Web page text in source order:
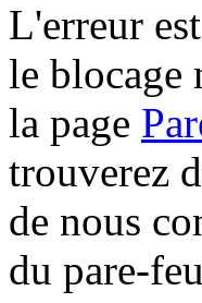
L'erreur
le blocage
la page
trouverez
de nous
du pare-